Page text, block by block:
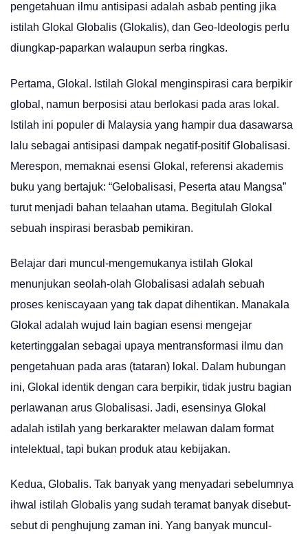
pengetahuan ilmu antisipasi adalah asbab penting jika
istilah Glokal Globalis (Glokalis), dan Geo-Ideologis perlu
diungkap-paparkan walaupun serba ringkas.
Pertama, Glokal. Istilah Glokal menginspirasi cara berpikir
global, namun berposisi atau berlokasi pada aras lokal.
Istilah ini populer di Malaysia yang hampir dua dasawarsa
lalu sebagai antisipasi dampak negatif-positif Globalisasi.
Merespon, memaknai esensi Glokal, referensi akademis
buku yang bertajuk: “Gelobalisasi, Peserta atau Mangsa”
turut menjadi bahan telaahan utama. Begitulah Glokal
sebuah inspirasi berasbab pemikiran.
Belajar dari muncul-mengemukanya istilah Glokal
menunjukan seolah-olah Globalisasi adalah sebuah
proses keniscayaan yang tak dapat dihentikan. Manakala
Glokal adalah wujud lain bagian esensi mengejar
ketertinggalan sebagai upaya mentransformasi ilmu dan
pengetahuan pada aras (tataran) lokal. Dalam hubungan
ini, Glokal identik dengan cara berpikir, tidak justru bagian
perlawanan arus Globalisasi. Jadi, esensinya Glokal
adalah istilah yang berkarakter melawan dalam format
intelektual, tapi bukan produk atau kebijakan.
Kedua, Globalis. Tak banyak yang menyadari sebelumnya
ihwal istilah Globalis yang sudah teramat banyak disebut-
sebut di penghujung zaman ini. Yang banyak muncul-